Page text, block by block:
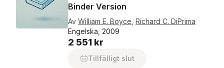
Binder Version
Av William E. Boyce Richard C. DiPrima
Engelska, 2009
2 551 kr
Tillfälligt slut